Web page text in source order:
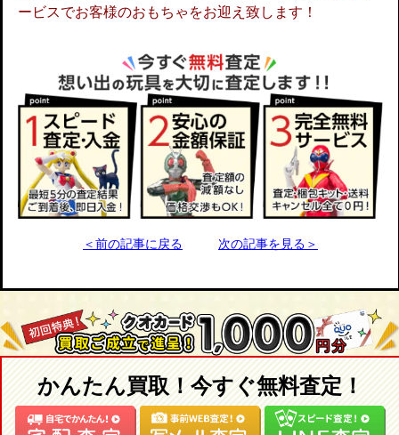
ービスでお客様のおもちゃをお迎え致します！
＜前の記事に戻る 次の記事を見る＞
かんたん買取！今すぐ無料査定！